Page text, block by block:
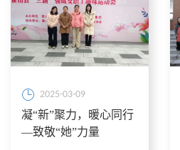
2025-03-09
凝“新”聚力，暖心同行
—致敬“她”力量